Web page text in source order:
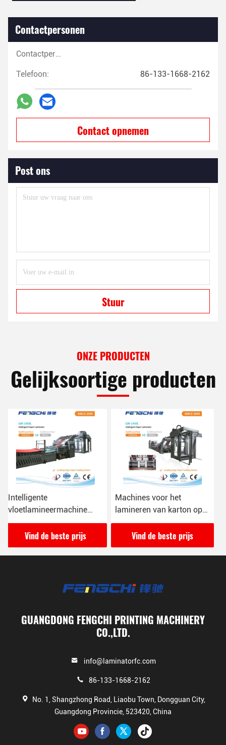
Contactpersonen
Contactpersonen:
Telefoon: 86-133-1668-2162
Contact opnemen
Post ons
Stuur
ONZE PRODUCTEN
Gelijksoortige producten
Machines voor het
lamineren van karton op
karton
Vind de beste prijs
GW-1450L Automatische
fluitlamineermachine voor
vervormd karton
Vind de beste prijs
GUANGDONG FENGCHI PRINTING MACHINERY
CO.,LTD.
info@laminatorfc.com
86-133-1668-2162
No. 1, Shangzhong Road, Liaobu Town, Dongguan City,
Guangdong Provincie, 523420, China